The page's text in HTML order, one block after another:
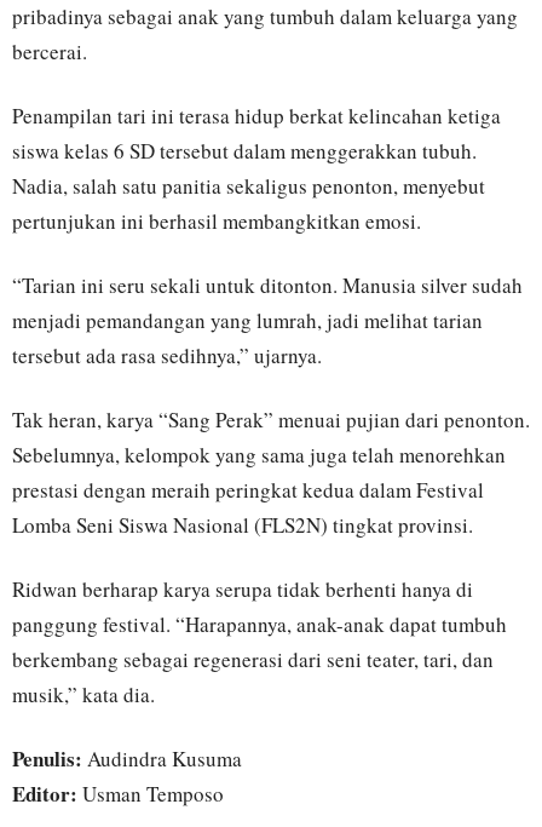
pribadinya sebagai anak yang tumbuh dalam keluarga yang
bercerai.
Penampilan tari ini terasa hidup berkat kelincahan ketiga
siswa kelas 6 SD tersebut dalam menggerakkan tubuh.
Nadia, salah satu panitia sekaligus penonton, menyebut
pertunjukan ini berhasil membangkitkan emosi.
“Tarian ini seru sekali untuk ditonton. Manusia silver sudah
menjadi pemandangan yang lumrah, jadi melihat tarian
tersebut ada rasa sedihnya,” ujarnya.
Tak heran, karya “Sang Perak” menuai pujian dari penonton.
Sebelumnya, kelompok yang sama juga telah menorehkan
prestasi dengan meraih peringkat kedua dalam Festival
Lomba Seni Siswa Nasional (FLS2N) tingkat provinsi.
Ridwan berharap karya serupa tidak berhenti hanya di
panggung festival. “Harapannya, anak-anak dapat tumbuh
berkembang sebagai regenerasi dari seni teater, tari, dan
musik,” kata dia.
Penulis: Audindra Kusuma
Editor: Usman Temposo